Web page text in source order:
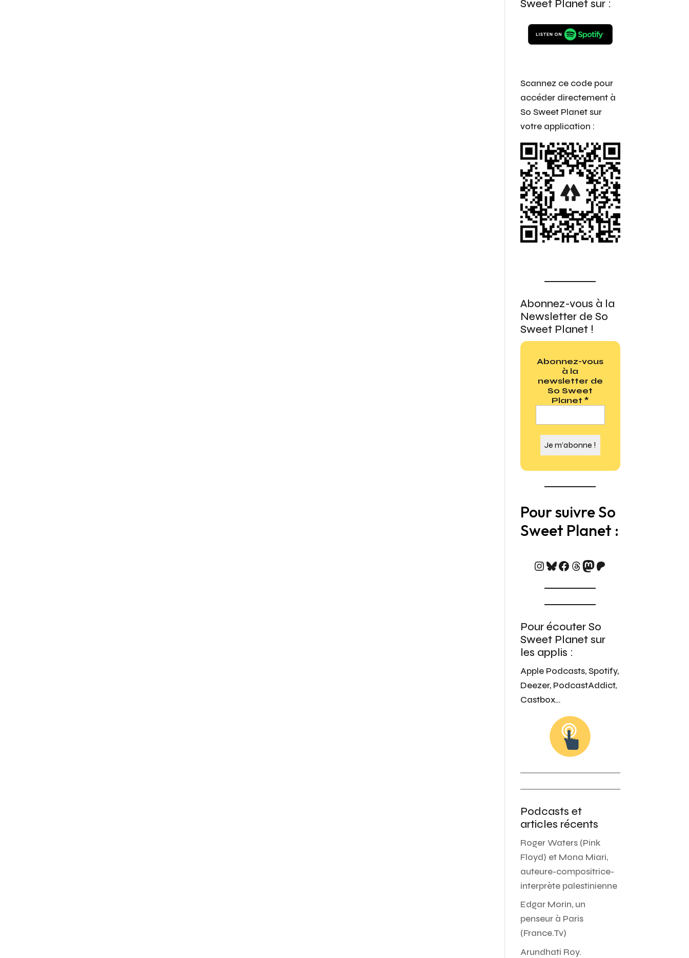
Sweet Planet sur :
Scannez ce code pour
accéder directement à
So Sweet Planet sur
votre application :
Abonnez-vous à la
Newsletter de So
Sweet Planet !
Abonnez-vous
à la
newsletter de
So Sweet
Planet*
Pour suivre So
Sweet Planet :
https://
Bluesky
Facebook
Threads
Mastodon
Patreon
Pour écouter So
Sweet Planet sur
les applis :
Apple Podcasts, Spotify,
Deezer, PodcastAddict,
Castbox…
Podcasts et
articles récents
Roger Waters (Pink
Floyd) et Mona Miari,
auteure-compositrice-
interprète palestinienne
Edgar Morin, un
penseur à Paris
(France.Tv)
Arundhati Roy.